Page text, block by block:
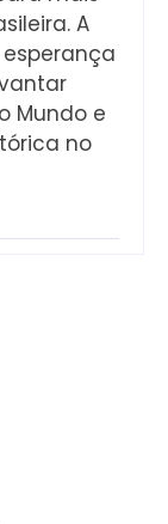
A
Mundo e
no